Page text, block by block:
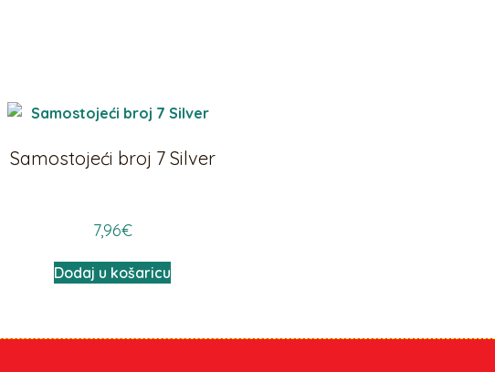
Samostojeći broj 7 Silver
7,96€
Dodaj u košaricu